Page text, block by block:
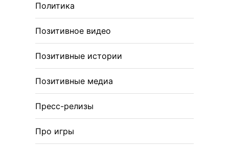
Политика
Позитивное видео
Позитивные истории
Позитивные медиа
Пресс-релизы
Про игры